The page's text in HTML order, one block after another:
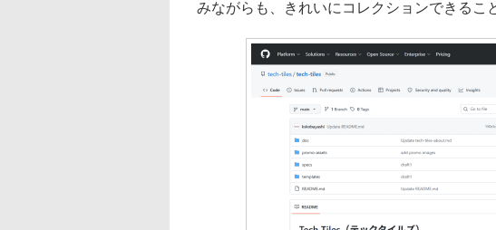
みながらも、きれいにコレクションできるこ